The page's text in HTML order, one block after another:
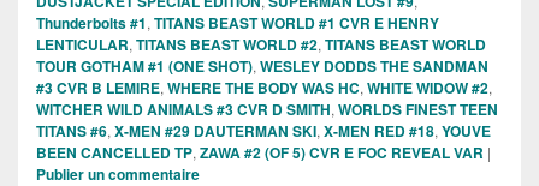
Thunderbolts #1, TITANS BEAST WORLD #1 CVR E HENRY
LENTICULAR, TITANS BEAST WORLD #2, TITANS BEAST WORLD
TOUR GOTHAM #1 (ONE SHOT), WESLEY DODDS THE SANDMAN
#3 CVR B LEMIRE, WHERE THE BODY WAS HC, WHITE WIDOW #2,
WITCHER WILD ANIMALS #3 CVR D SMITH, WORLDS FINEST TEEN
TITANS #6, X-MEN #29 DAUTERMAN SKI, X-MEN RED #18, YOUVE
BEEN CANCELLED TP, ZAWA #2 (OF 5) CVR E FOC REVEAL VAR |
Publier un commentaire